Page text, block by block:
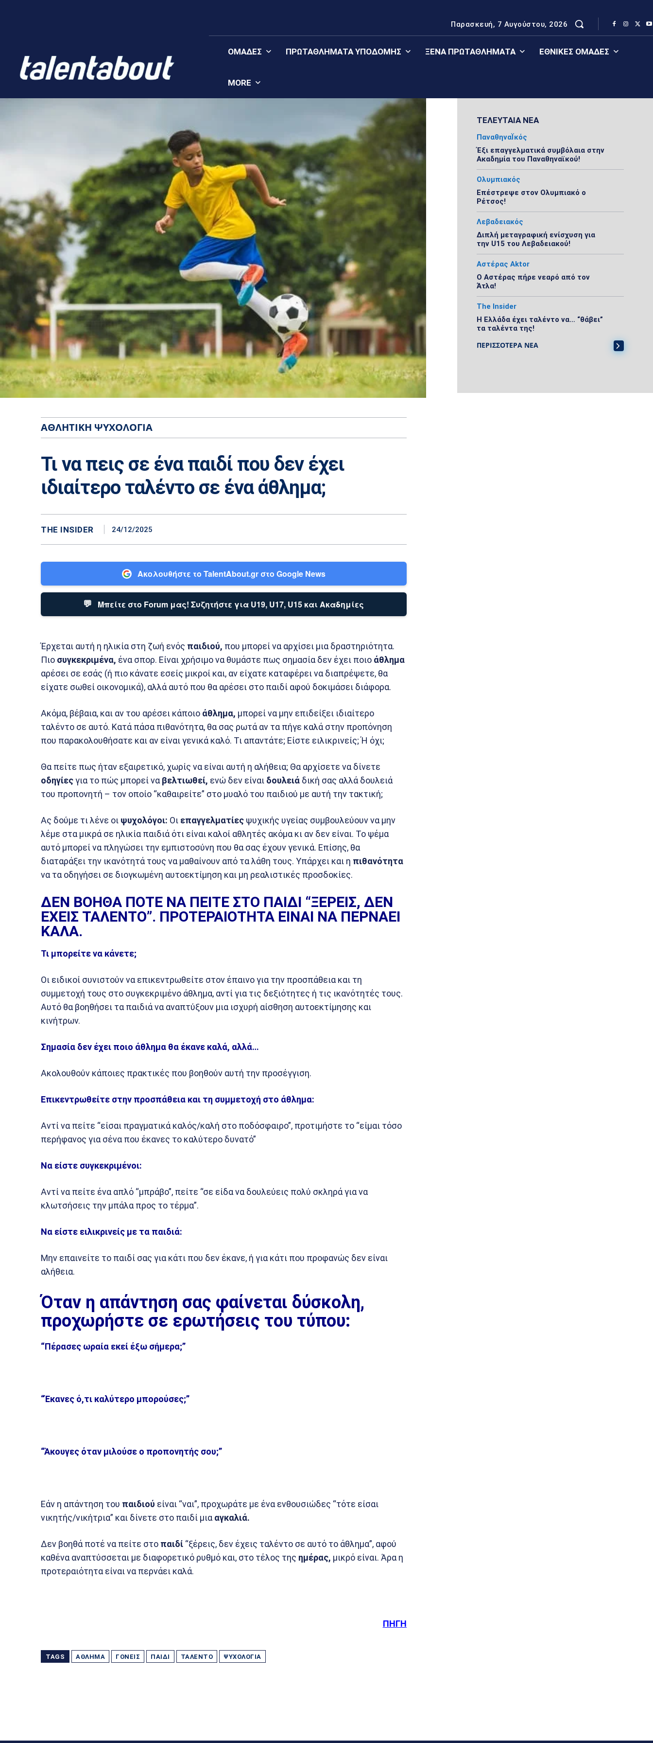
Παρασκευή, 7 Αυγούστου, 2026
ΟΜΆΔΕΣ ΠΡΩΤΑΘΛΉΜΑΤΑ YΠΟΔΟΜΉΣ ΞΈΝΑ ΠΡΩΤΑΘΛΉΜΑΤΑ ΕΘΝΙΚΈΣ ΟΜΆΔΕΣ
MORE
ΑΘΛΗΤΙΚΉ ΨΥΧΟΛΟΓΊΑ
Τι να πεις σε ένα παιδί που δεν έχει
ιδιαίτερο ταλέντο σε ένα άθλημα;
THE INSIDER 24/12/2025
Ακολουθήστε το TalentAbout.gr στο Google News
💬 Μπείτε στο Forum μας! Συζητήστε για U19, U17, U15 και Ακαδημίες
Έρχεται αυτή η ηλικία στη ζωή ενός παιδιού, που μπορεί να αρχίσει μια δραστηριότητα.
Πιο συγκεκριμένα, ένα σπορ. Είναι χρήσιμο να θυμάστε πως σημασία δεν έχει ποιο άθλημα
αρέσει σε εσάς (ή πιο κάνατε εσείς μικροί και, αν είχατε καταφέρει να διαπρέψετε, θα
είχατε σωθεί οικονομικά), αλλά αυτό που θα αρέσει στο παιδί αφού δοκιμάσει διάφορα.
Ακόμα, βέβαια, και αν του αρέσει κάποιο άθλημα, μπορεί να μην επιδείξει ιδιαίτερο
ταλέντο σε αυτό. Κατά πάσα πιθανότητα, θα σας ρωτά αν τα πήγε καλά στην προπόνηση
που παρακολουθήσατε και αν είναι γενικά καλό. Τι απαντάτε; Είστε ειλικρινείς; Ή όχι;
Θα πείτε πως ήταν εξαιρετικό, χωρίς να είναι αυτή η αλήθεια; Θα αρχίσετε να δίνετε
οδηγίεςγια το πώς μπορεί να βελτιωθεί, ενώ δεν είναι δουλειά δική σας αλλά δουλειά
του προπονητή – τον οποίο “καθαιρείτε” στο μυαλό του παιδιού με αυτή την τακτική;
Ας δούμε τι λένε οι ψυχολόγοι: Οι επαγγελματίες ψυχικής υγείας συμβουλεύουν να μην
λέμε στα μικρά σε ηλικία παιδιά ότι είναι καλοί αθλητές ακόμα κι αν δεν είναι. Το ψέμα
αυτό μπορεί να πληγώσει την εμπιστοσύνη που θα σας έχουν γενικά. Επίσης, θα
διαταράξει την ικανότητά τους να μαθαίνουν από τα λάθη τους. Υπάρχει και η πιθανότητα
να τα οδηγήσει σε διογκωμένη αυτοεκτίμηση και μη ρεαλιστικές προσδοκίες.
ΔΕΝ ΒΟΗΘΑ ΠΟΤΕ ΝΑ ΠΕΙΤΕ ΣΤΟ ΠΑΙΔΙ “ΞΕΡΕΙΣ, ΔΕΝ
ΕΧΕΙΣ ΤΑΛΕΝΤΟ”. ΠΡΟΤΕΡΑΙΟΤΗΤΑ ΕΙΝΑΙ ΝΑ ΠΕΡΝΑΕΙ
ΚΑΛΑ.
Τι μπορείτε να κάνετε;
Οι ειδικοί συνιστούν να επικεντρωθείτε στον έπαινο για την προσπάθεια και τη
συμμετοχή τους στο συγκεκριμένο άθλημα, αντί για τις δεξιότητες ή τις ικανότητές τους.
Αυτό θα βοηθήσει τα παιδιά να αναπτύξουν μια ισχυρή αίσθηση αυτοεκτίμησης και
κινήτρων.
Σημασία δεν έχει ποιο άθλημα θα έκανε καλά, αλλά…
Ακολουθούν κάποιες πρακτικές που βοηθούν αυτή την προσέγγιση.
Επικεντρωθείτε στην προσπάθεια και τη συμμετοχή στο άθλημα:
Αντί να πείτε “είσαι πραγματικά καλός/καλή στο ποδόσφαιρο”, προτιμήστε το “είμαι τόσο
περήφανος για σένα που έκανες το καλύτερο δυνατό”
Να είστε συγκεκριμένοι:
Αντί να πείτε ένα απλό “μπράβο”, πείτε “σε είδα να δουλεύεις πολύ σκληρά για να
κλωτσήσεις την μπάλα προς το τέρμα”.
Να είστε ειλικρινείς με τα παιδιά:
Μην επαινείτε το παιδί σας για κάτι που δεν έκανε, ή για κάτι που προφανώς δεν είναι
αλήθεια.
Όταν η απάντηση σας φαίνεται δύσκολη,
προχωρήστε σε ερωτήσεις του τύπου:
“Πέρασες ωραία εκεί έξω σήμερα;”
“Έκανες ό,τι καλύτερο μπορούσες;”
“Άκουγες όταν μιλούσε ο προπονητής σου;”
Εάν η απάντηση του παιδιού είναι “ναι”, προχωράτε με ένα ενθουσιώδες “τότε είσαι
νικητής/νικήτρια” και δίνετε στο παιδί μια αγκαλιά.
Δεν βοηθά ποτέ να πείτε στο παιδί “ξέρεις, δεν έχεις ταλέντο σε αυτό το άθλημα”, αφού
καθένα αναπτύσσεται με διαφορετικό ρυθμό και, στο τέλος της ημέρας, μικρό είναι. Άρα η
προτεραιότητα είναι να περνάει καλά.
ΠΗΓΗ
TAGS ΆΘΛΗΜΑ ΓΟΝΕΊΣ ΠΑΙΔΊ ΤΑΛΈΝΤΟ ΨΥΧΟΛΟΓΊΑ
ΤΕΛΕΥΤΑΙΑ ΝΕΑ
ΠαναθηναΪκός
Έξι επαγγελματικά συμβόλαια στην
Ακαδημία του Παναθηναϊκού!
Ολυμπιακός
Επέστρεψε στον Ολυμπιακό ο
Ρέτσος!
Λεβαδειακός
Διπλή μεταγραφική ενίσχυση για
την U15 του Λεβαδειακού!
Αστέρας Aktor
Ο Αστέρας πήρε νεαρό από τον
Άτλα!
The Insider
Η Ελλάδα έχει ταλέντο να… “θάβει”
τα ταλέντα της!
ΠΕΡΙΣΣΟΤΕΡΑ ΝΕΑ